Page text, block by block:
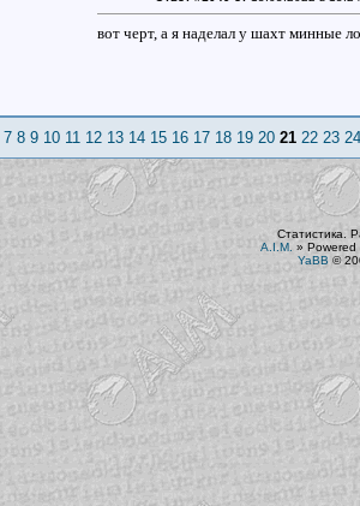
вот черт, а я наделал у шахт минные
7 8 9 10 11 12 13 14 15 16 17 18 19 20 21 22 23 24
Статистика.
A.I.M. » Powered
YaBB ©